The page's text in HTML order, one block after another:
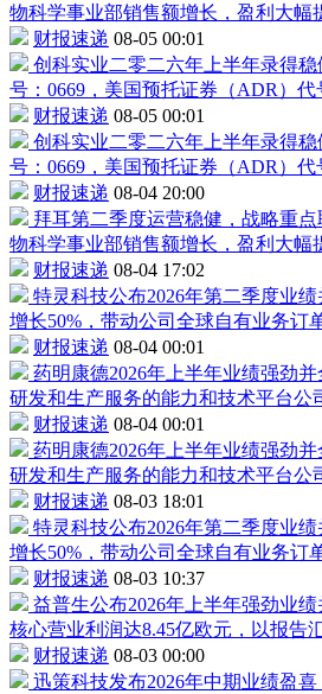
物科学事业部销售额增长，盈利大幅
财报速递 08-05 00:01
创科实业二零二六年上半年录得稳
号：0669，美国预托证券（ADR）代
财报速递 08-05 00:01
创科实业二零二六年上半年录得稳
号：0669，美国预托证券（ADR）代
财报速递 08-04 20:00
拜耳第二季度运营稳健，战略重
物科学事业部销售额增长，盈利大幅
财报速递 08-04 17:02
特灵科技公布2026年第二季度业
增长50%，带动公司全球自有业务订
财报速递 08-04 00:01
药明康德2026年上半年业绩强劲
研发和生产服务的能力和技术平台公
财报速递 08-04 00:01
药明康德2026年上半年业绩强劲
研发和生产服务的能力和技术平台公
财报速递 08-03 18:01
特灵科技公布2026年第二季度业
增长50%，带动公司全球自有业务订
财报速递 08-03 10:37
益普生公布2026年上半年强劲业绩
核心营业利润达8.45亿欧元，以报告
财报速递 08-03 00:00
迅策科技发布2026年中期业绩盈